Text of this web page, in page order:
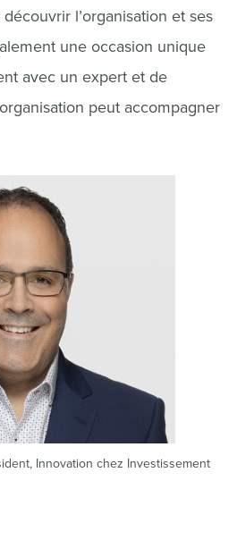
l’organisation et ses
une occasion unique
avec un expert et de
peut accompagner
Innovation chez Investissement